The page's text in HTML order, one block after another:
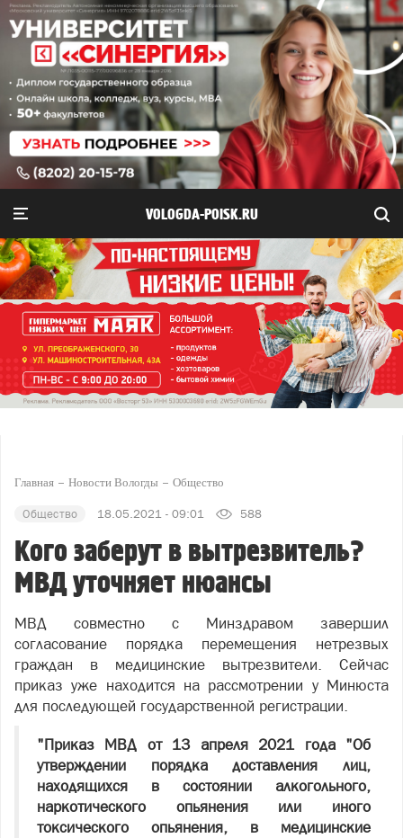
VOLOGDA-POISK.RU
Главная Новости Вологды Общество
Общество 18.05.2021 - 09:01 588
Кого заберут в вытрезвитель?
МВД уточняет нюансы
МВД совместно с Минздравом завершил
согласование порядка перемещения нетрезвых
граждан в медицинские вытрезвители. Сейчас
приказ уже находится на рассмотрении у Минюста
для последующей государственной регистрации.
"Приказ МВД от 13 апреля 2021 года "Об
утверждении порядка доставления лиц,
находящихся в состоянии алкогольного,
наркотического опьянения или иного
токсического опьянения, в медицинские